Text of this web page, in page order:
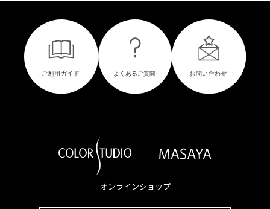
オンラインショップ